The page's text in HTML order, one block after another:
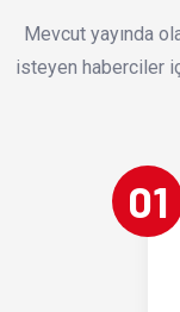
Mevcut yayında
isteyen haberciler
01